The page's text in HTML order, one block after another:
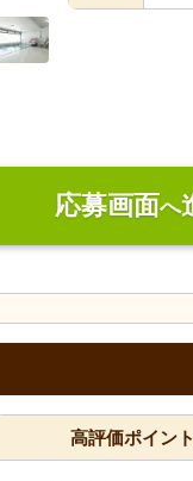
応募画面へ
高評価ポイン